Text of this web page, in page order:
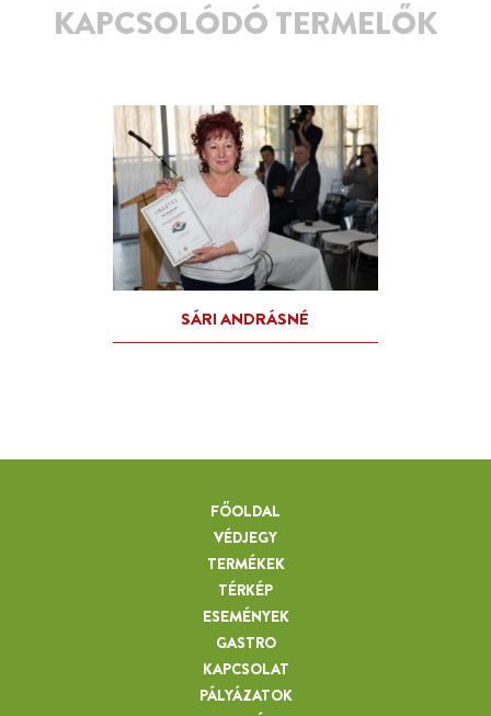
KAPCSOLÓDÓ TERMELŐK
FŐOLDAL
VÉDJEGY
TERMÉKEK
TÉRKÉP
ESEMÉNYEK
GASTRO
KAPCSOLAT
PÁLYÁZATOK